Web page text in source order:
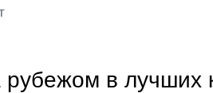
рубежом в лучших